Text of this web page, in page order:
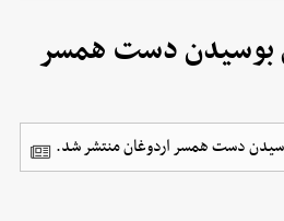
بوسیدن دست همسر
دست همسر اردوغان منتشر شد.